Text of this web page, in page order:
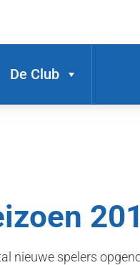
De Club
nieuwe spelers